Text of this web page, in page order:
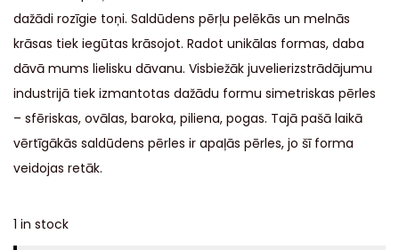
dažādi rozīgie toņi. Saldūdens pērļu pelēkās un melnās
krāsas tiek iegūtas krāsojot. Radot unikālas formas, daba
dāvā mums lielisku dāvanu. Visbiežāk juvelierizstrādājumu
industrijā tiek izmantotas dažādu formu simetriskas pērles
– sfēriskas, ovālas, baroka, piliena, pogas. Tajā pašā laikā
vērtīgākās saldūdens pērles ir apaļās pērles, jo šī forma
veidojas retāk.
1 in stock